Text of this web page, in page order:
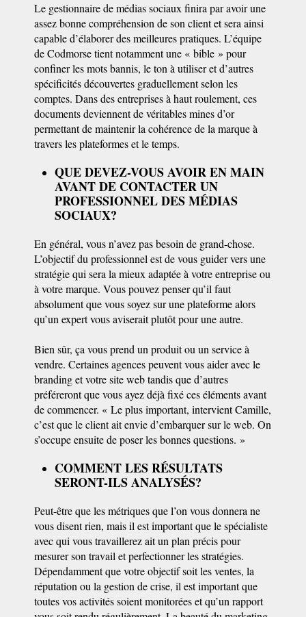
Le gestionnaire de médias sociaux finira par avoir une
assez bonne compréhension de son client et sera ainsi
capable d’élaborer des meilleures pratiques. L’équipe
de Codmorse tient notamment une « bible » pour
confiner les mots bannis, le ton à utiliser et d’autres
spécificités découvertes graduellement selon les
comptes. Dans des entreprises à haut roulement, ces
documents deviennent de véritables mines d’or
permettant de maintenir la cohérence de la marque à
travers les plateformes et le temps.
QUEDEVEZ-VOUS AVOIR EN MAIN
AVANT DE CONTACTER UN
PROFESSIONNEL DES MÉDIAS
SOCIAUX?
En général, vous n’avez pas besoin de grand-chose.
L’objectif du professionnel est de vous guider vers une
stratégie qui sera la mieux adaptée à votre entreprise ou
à votre marque. Vous pouvez penser qu’il faut
absolument que vous soyez sur une plateforme alors
qu’un expert vous aviserait plutôt pour une autre.
Bien sûr, ça vous prend un produit ou un service à
vendre. Certaines agences peuvent vous aider avec le
branding et votre site web tandis que d’autres
préféreront que vous ayez déjà fixé ces éléments avant
de commencer. « Le plus important, intervient Camille,
c’est que le client ait envie d’embarquer sur le web. On
s’occupe ensuite de poser les bonnes questions. »
COMMENT LES RÉSULTATS
SERONT-ILS ANALYSÉS?
Peut-être que les métriques que l’on vous donnera ne
vous disent rien, mais il est important que le spécialiste
avec qui vous travaillerez ait un plan précis pour
mesurer son travail et perfectionner les stratégies.
Dépendamment que votre objectif soit les ventes, la
réputation ou la gestion de crise, il est important que
toutes vos activités soient monitorées et qu’un rapport